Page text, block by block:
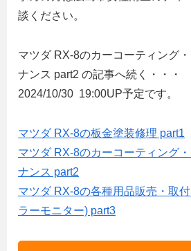
談ください。
マツダ RX-8のカーコーティング
ナンス part2 の記事へ続く・・・
2024/10/30 19:00UP予定です。
マツダ RX-8の板金塗装修理 part1
マツダ RX-8のカーコーティング
ナンス part2
マツダ RX-8の各種用品販売・取
ラーモニター) part3